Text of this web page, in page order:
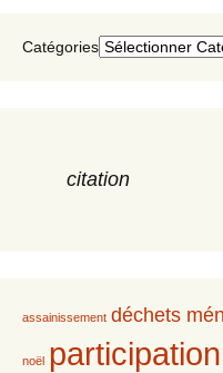
Catégories
citation
assainissement déchets
noël participation